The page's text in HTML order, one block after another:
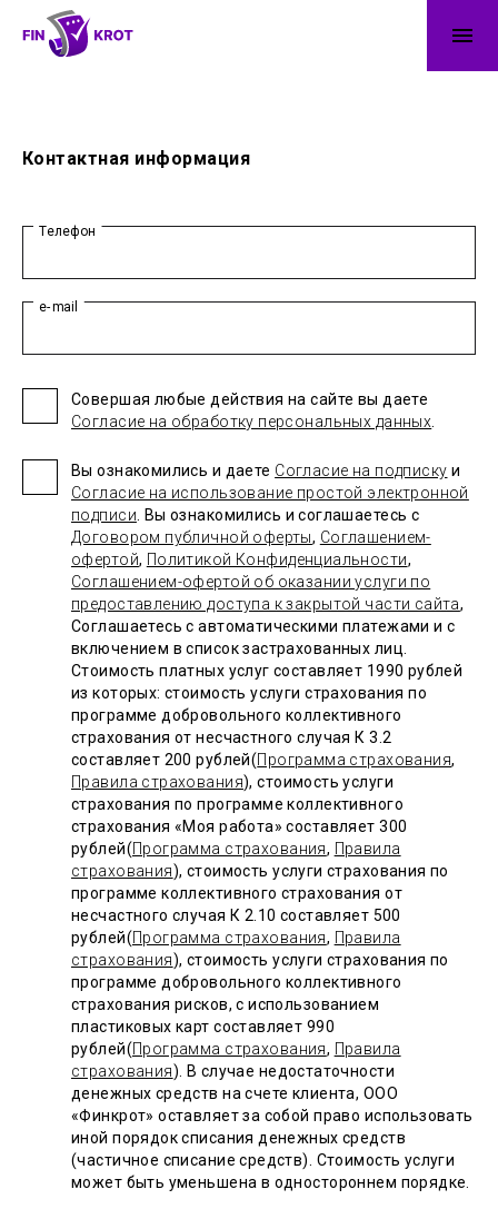
Контактная информация
Телефон
e-mail
Совершая любые действия на сайте вы даете
Согласие на обработку персональных данных
Вы ознакомились и даете Согласие на подписку и
Согласие на использование простой электронной
подписи . Вы ознакомились и соглашаетесь с
Договором публичной оферты, Соглашением-
офертой, Политикой Конфиденциальности,
Соглашением-офертой об оказании услуги по
предоставлению доступа к закрытой части сайта,
Соглашаетесь с автоматическими платежами и с
включением в список застрахованных лиц.
Стоимость платных услуг составляет 1990 рублей
из которых: стоимость услуги страхования по
программе добровольного коллективного
страхования от несчастного случая К 3.2
составляет 200 рублей(Программа страхования,
Правила страхования), стоимость услуги
страхования по программе коллективного
страхования «Моя работа» составляет 300
рублей(Программа страхования, Правила
страхования), стоимость услуги страхования по
программе коллективного страхования от
несчастного случая К 2.10 составляет 500
рублей(Программа страхования, Правила
страхования), стоимость услуги страхования по
программе добровольного коллективного
страхования рисков, с использованием
пластиковых карт составляет 990
рублей(Программа страхования, Правила
страхования). В случае недостаточности
денежных средств на счете клиента, ООО
«Финкрот» оставляет за собой право использовать
иной порядок списания денежных средств
(частичное списание средств). Cтоимость услуги
может быть уменьшена в одностороннем порядке.